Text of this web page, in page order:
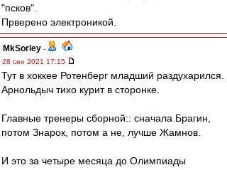
"псков".
Прверено электроникой.
MkSorley -
28 сен 2021 17:15
Тут в хоккее Ротенберг младший раздухарился.
Арнольдыч тихо курит в сторонке.
Главные тренеры сборной:: сначала Брагин,
потом Знарок, потом а не, лучше Жамнов.
И это за четыре месяца до Олимпиады